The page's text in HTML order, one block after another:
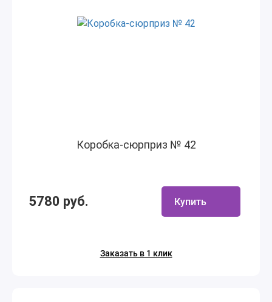
Коробка-сюрприз № 42
5780 руб. Купить
Заказать в 1 клик